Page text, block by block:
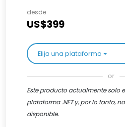
desde
US$399
Elija una plataforma
or
Este producto actualmente solo
plataforma .NET y, por lo tanto,
disponible.